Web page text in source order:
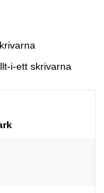
i-ett skrivarna